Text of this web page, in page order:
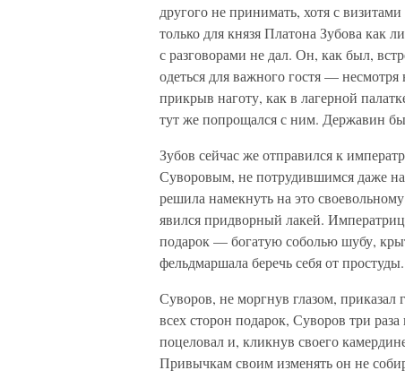
другого не принимать, хотя с
только для князя Платона Зубова как
с разговорами не дал. Он, как был,
одеться для важного гостя —
прикрыв наготу, как в лагерной
тут же попрощался с ним. Державин
Зубов сейчас же отправился к
Суворовым, не потрудившимся даже
решила намекнуть на это
явился придворный лакей.
подарок — богатую соболью шубу,
фельдмаршала беречь себя от простуды.
Суворов, не моргнув глазом, приказал
всех сторон подарок, Суворов три
поцеловал и, кликнув своего
Привычкам своим изменять он не